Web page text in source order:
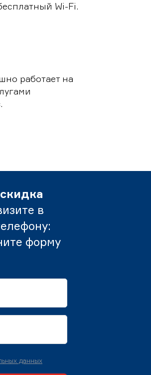
Wi-Fi.
работает на
скидка
в
форму
данных